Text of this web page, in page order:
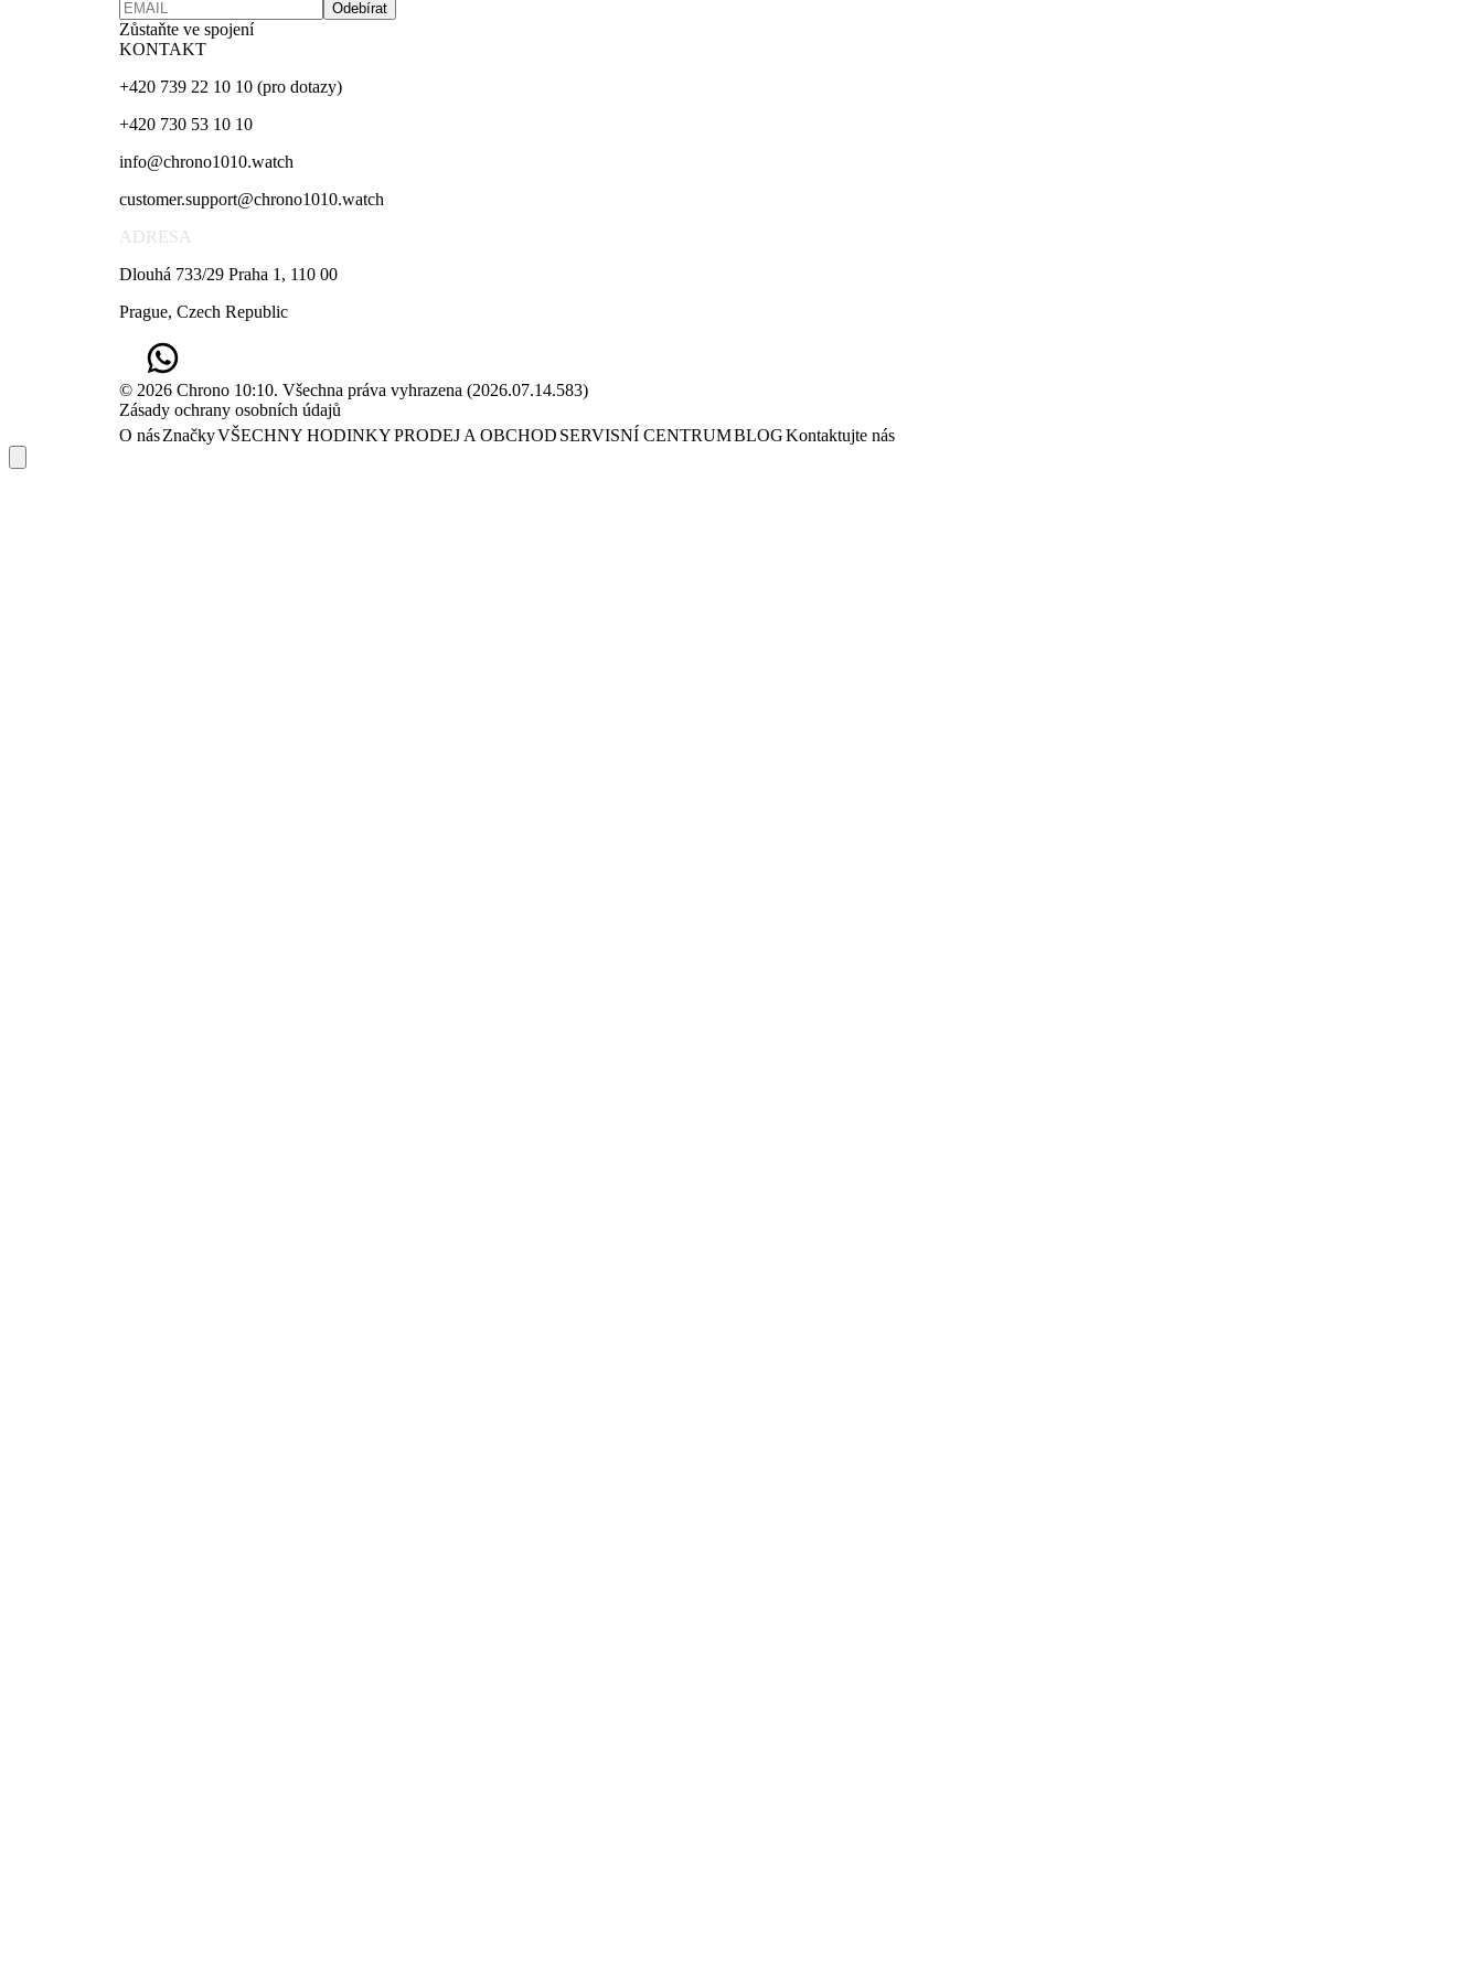
Odebírat
Zůstaňte ve spojení
KONTAKT
+420 739 22 10 10 (pro dotazy)
+420 730 53 10 10
info@chrono1010.watch
customer.support@chrono1010.watch
ADRESA
Dlouhá 733/29 Praha 1, 110 00
Prague, Czech Republic
© 2026 Chrono 10:10. Všechna práva vyhrazena (2026.07.14.583)
Zásady ochrany osobních údajů
O násZnačkyVŠECHNY HODINKYPRODEJ A OBCHOD SERVISNÍ CENTRUMBLOGKontaktujte nás